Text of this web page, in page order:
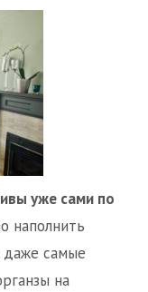
уже сами по
наполнить
самые
на